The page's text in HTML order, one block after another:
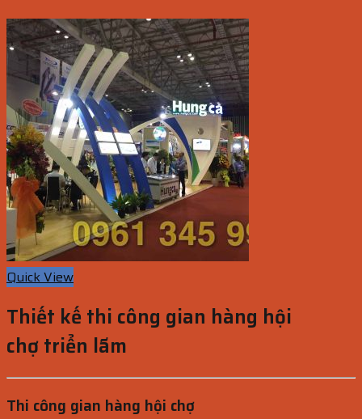
Quick View
Thiết kế thi công gian hàng hội
chợ triển lãm
Thi công gian hàng hội chợ